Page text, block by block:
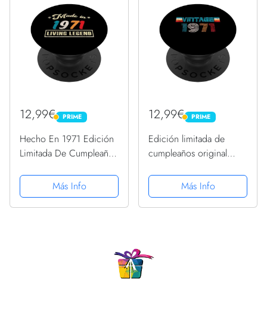
12,99€ PRIME
PRIME
Hecho En 1971 Edición
Limitada De Cumpleaños
PopGrip Intercambiable
Más Info
12,99€ PRIME
PRIME
Edición limitada de
cumpleaños original
PopSockets PopGrip
Intercambiable
Más Info